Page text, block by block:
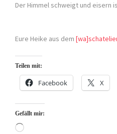
Der Himmel schweigt und eisern
Eure Heike aus dem
Teilen mit:
Facebook X
Gefällt mir:
Wird